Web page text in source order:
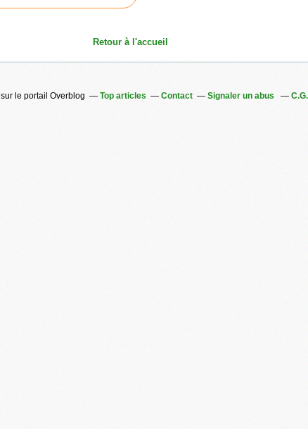
Retour à l'accueil
sur le portail Overblog Top articles Contact Signaler un abus